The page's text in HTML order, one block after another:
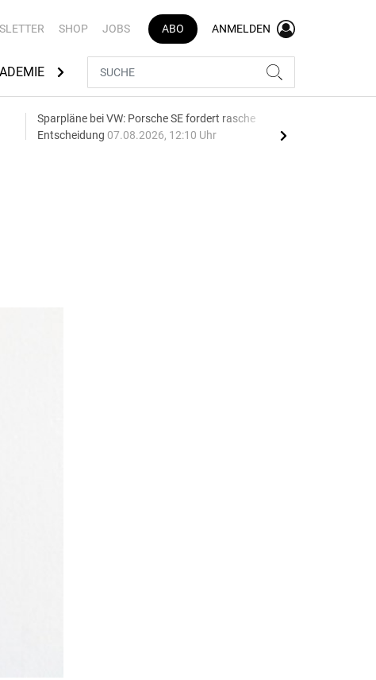
SHOP JOBS ABO ANMELDEN
AUTOMARKEN
Sparpläne bei VW: Porsche SE fordert rasche
Entscheidung 07.08.2026, 12:10 Uhr